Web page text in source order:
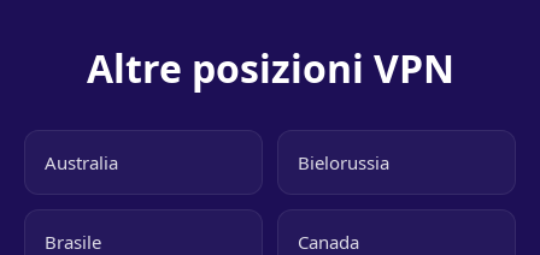
Altre posizioni VPN
Australia Bielorussia
Brasile Canada